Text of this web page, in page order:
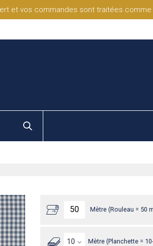
et vos commandes sont traitées
Mètre (Rouleau = 50
Mètre (Planchette =